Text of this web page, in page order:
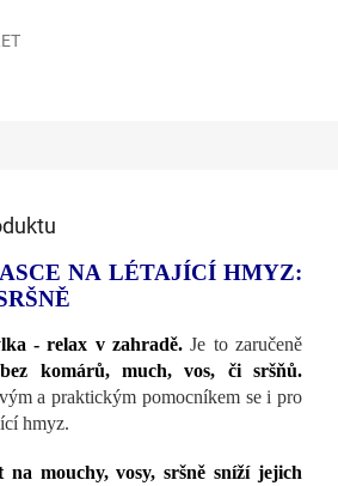
NA LÉTAJÍCÍ HMYZ:
- relax v zahradě. Je to zaručeně
komárů, much, vos, či sršňů.
a praktickým pomocníkem se i pro
hmyz.
na mouchy, vosy, sršně sníží jejich